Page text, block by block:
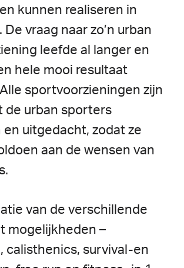
kunnen realiseren in
De vraag naar zo’n urban
leefde al langer en
hele mooi resultaat
Alle sportvoorzieningen zijn
de urban sporters
en uitgedacht, zodat ze
aan de wensen van
van de verschillende
mogelijkheden –
calisthenics, survival-en